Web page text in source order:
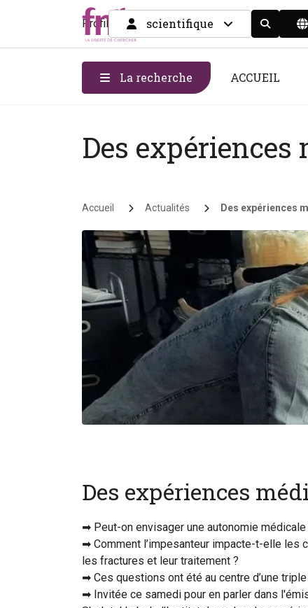
Profil scientifique Display
La recherche ACCUEIL
Des
Fil d'Ariane
Accueil Actualités Des expériences
Des expériences
➡ Peut-on envisager une autonomie
➡ Comment l’impesanteur impacte-t-elle les
les fractures et leur traitement ?
➡ Ces questions ont été au centre d’une
➡ Invitée ce samedi pour en parler dans